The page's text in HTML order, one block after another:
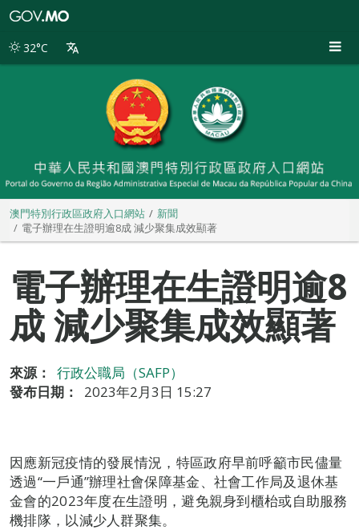
別
32°C
澳門特別行政區政府入口網站
新聞
電子辦理在生證明逾8成 減少聚集成效顯著
電子辦理在生證明逾8
成 減少聚集成效顯著
來源：
行政公職局（SAFP）
發布日期：
2023年2月3日 15:27
因應新冠疫情的發展情況，特區政府早前呼籲市民儘量
透過“一戶通”辦理社會保障基金、社會工作局及退休基
金會的2023年度在生證明，避免親身到櫃枱或自助服務
機排隊，以減少人群聚集。